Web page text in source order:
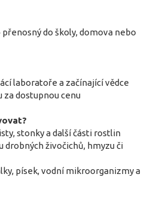
přenosný do školy, domova nebo
laboratoře a začínající vědce
za dostupnou cenu
stonky a další části rostlin
drobných živočichů, hmyzu či
písek, vodní mikroorganizmy a